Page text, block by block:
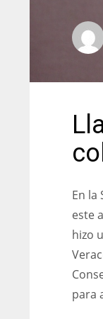
En la
este
hizo
para